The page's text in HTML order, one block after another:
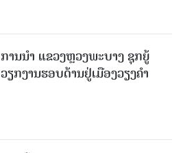
ການນຳ ແຂວງຫຼວງພະບາງ ຊຸກຍູ້
ວຽກງານຮອບດ້ານຢູ່ເມືອງວຽງຄໍາ